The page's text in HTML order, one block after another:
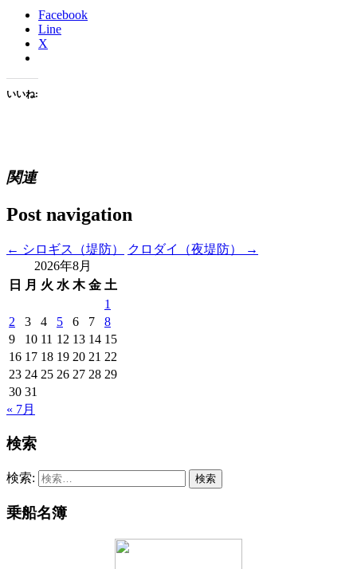
Facebook
Line
X
いいね:
関連
Post navigation
← シロギス（堤防） クロダイ（夜堤防）
→
2026年8月
日
月 火 水 木 金 土
1
2
3 4 5 6 7
8
9
10 11 12 13 14 15
16 17 18 19 20 21 22
23 24 25 26 27 28 29
30 31
« 7月
検索
検索:
乗船名簿